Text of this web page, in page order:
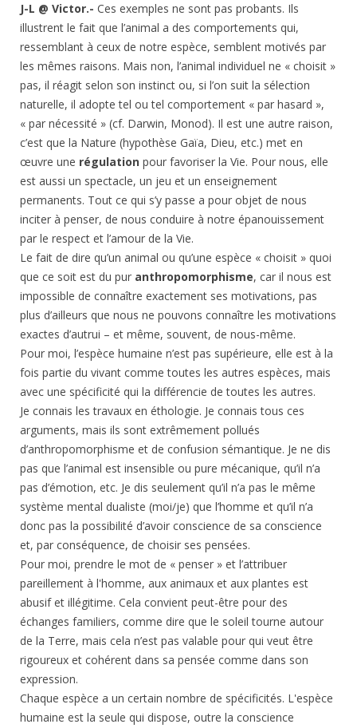
J-L @ Victor.- Ces exemples ne sont pas probants. Ils
illustrent le fait que l’animal a des comportements qui,
ressemblant à ceux de notre espèce, semblent motivés par
les mêmes raisons. Mais non, l’animal individuel ne « choisit »
pas, il réagit selon son instinct ou, si l’on suit la sélection
naturelle, il adopte tel ou tel comportement « par hasard »,
« par nécessité » (cf. Darwin, Monod). Il est une autre raison,
c’est que la Nature (hypothèse Gaïa, Dieu, etc.) met en
œuvre une régulation pour favoriser la Vie. Pour nous, elle
est aussi un spectacle, un jeu et un enseignement
permanents. Tout ce qui s’y passe a pour objet de nous
inciter à penser, de nous conduire à notre épanouissement
par le respect et l’amour de la Vie.
Le fait de dire qu’un animal ou qu’une espèce « choisit » quoi
que ce soit est du pur anthropomorphisme, car il nous est
impossible de connaître exactement ses motivations, pas
plus d’ailleurs que nous ne pouvons connaître les motivations
exactes d’autrui – et même, souvent, de nous-même.
Pour moi, l’espèce humaine n’est pas supérieure, elle est à la
fois partie du vivant comme toutes les autres espèces, mais
avec une spécificité qui la différencie de toutes les autres.
Je connais les travaux en éthologie. Je connais tous ces
arguments, mais ils sont extrêmement pollués
d’anthropomorphisme et de confusion sémantique. Je ne dis
pas que l’animal est insensible ou pure mécanique, qu’il n’a
pas d’émotion, etc. Je dis seulement qu’il n’a pas le même
système mental dualiste (moi/je) que l’homme et qu’il n’a
donc pas la possibilité d’avoir conscience de sa conscience
et, par conséquence, de choisir ses pensées.
Pour moi, prendre le mot de « penser » et l’attribuer
pareillement à l'homme, aux animaux et aux plantes est
abusif et illégitime. Cela convient peut-être pour des
échanges familiers, comme dire que le soleil tourne autour
de la Terre, mais cela n’est pas valable pour qui veut être
rigoureux et cohérent dans sa pensée comme dans son
expression.
Chaque espèce a un certain nombre de spécificités. L'espèce
humaine est la seule qui dispose, outre la conscience